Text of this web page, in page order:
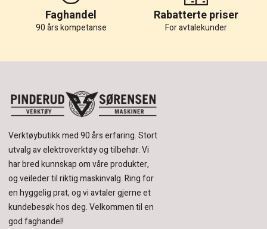
Faghandel
90 års kompetanse
Rabatterte priser
For avtalekunder
Verktøybutikk med 90 års erfaring.Stort
utvalg av elektroverktøy og tilbehør.Vi
har bred kunnskap om våre produkter,
og veileder til riktig maskinvalg. Ring for
en hyggelig prat, og vi avtaler gjerne et
kundebesøk hos deg.Velkommen til en
god faghandel!